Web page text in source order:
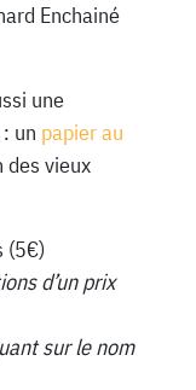
Enchainé
une
un papier au
vieux
(5€)
d’un prix
sur le nom